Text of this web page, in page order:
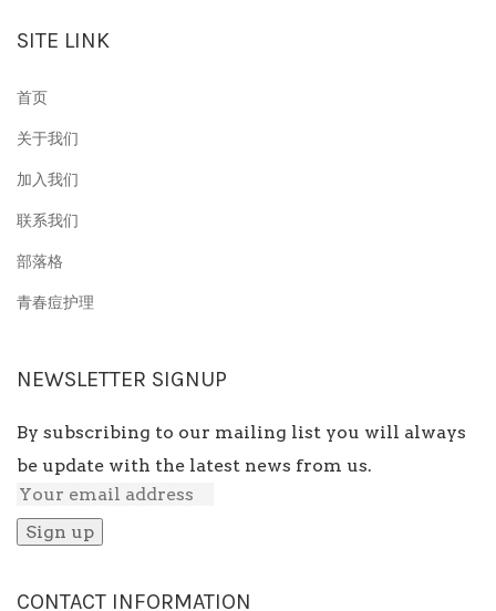
SITE LINK
首页
关于我们
加入我们
联系我们
部落格
青春痘护理
NEWSLETTER SIGNUP
By subscribing to our mailing list you will always
be update with the latest news from us.
CONTACT INFORMATION